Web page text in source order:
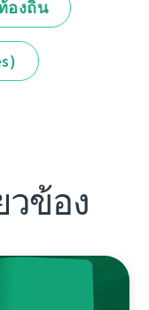
องถิ่น
ข้อง